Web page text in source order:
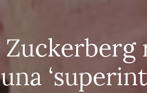
Zuckerberg
una